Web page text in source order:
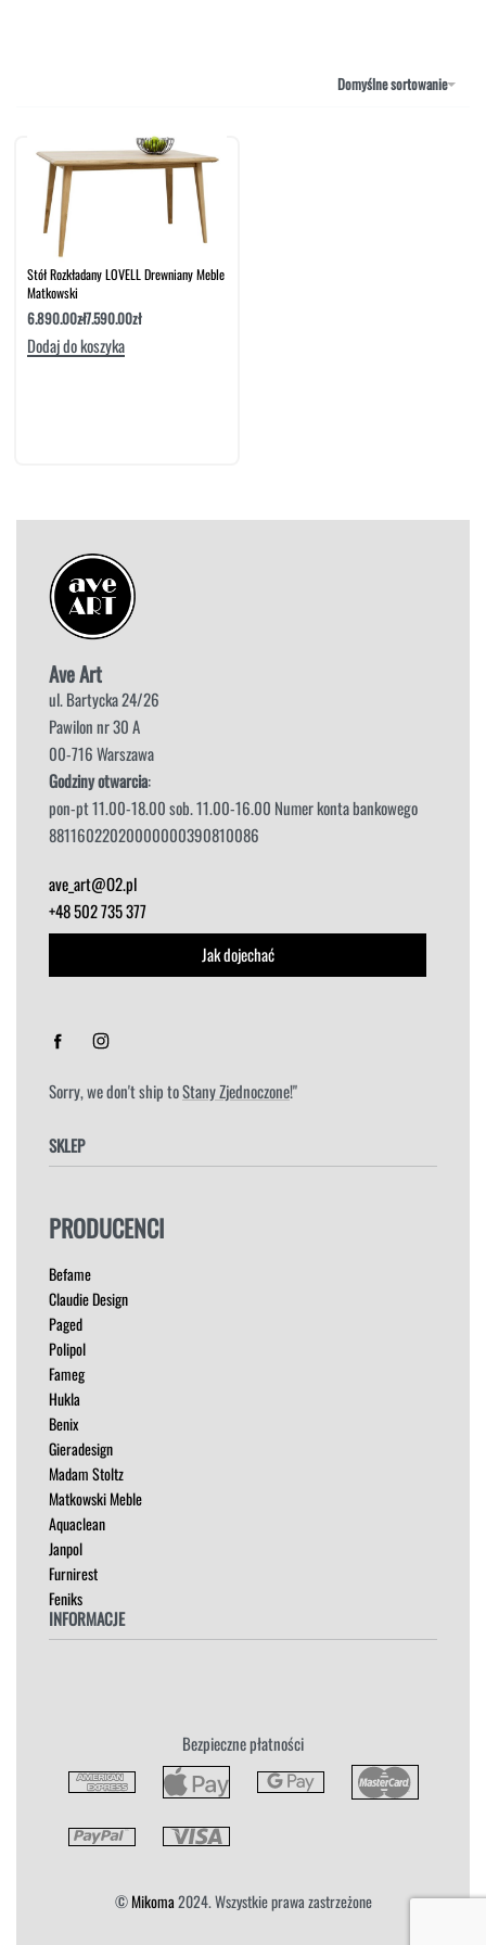
SZAFKI I KOMODY
Domyślne sortowanie
Stół Rozkładany LOVELL Drewniany Meble
Matkowski
6.890.00zł7.590.00zł
Dodaj do koszyka
Ave Art
ul. Bartycka 24/26
Pawilon nr 30 A
00-716 Warszawa
Godziny otwarcia:
pon-pt 11.00-18.00 sob. 11.00-16.00 Numer konta bankowego
88116022020000000390810086
ave_art@O2.pl
+48 502 735 377
Jak dojechać
Sorry, we don't ship toStany Zjednoczone!"
SKLEP
HOKERY
ŁÓŻKA
MEBLE RTV
NAROŻNIKI
OUTLET
PUFY
SOFY
STOLIKI
STOŁY
SZAFKI I KOMODY
PRODUCENCI
Befame
Claudie Design
Paged
Polipol
Fameg
Hukla
Benix
Gieradesign
Madam Stoltz
Matkowski Meble
Aquaclean
Janpol
Furnirest
Feniks
INFORMACJE
Płatność i Dostawa
Bezpieczne płatności
©Mikoma2024. Wszystkie prawa zastrzeżone